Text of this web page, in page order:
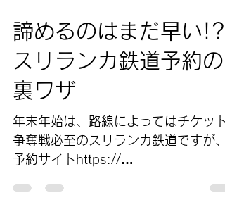
諦めるのはまだ早い!?
スリランカ鉄道予約の
裏ワザ
年末年始は、路線によってはチケット
争奪戦必至のスリランカ鉄道ですが、
予約サイトhttps://